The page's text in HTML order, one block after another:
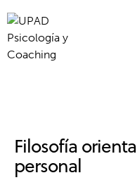
Filosofía
personal